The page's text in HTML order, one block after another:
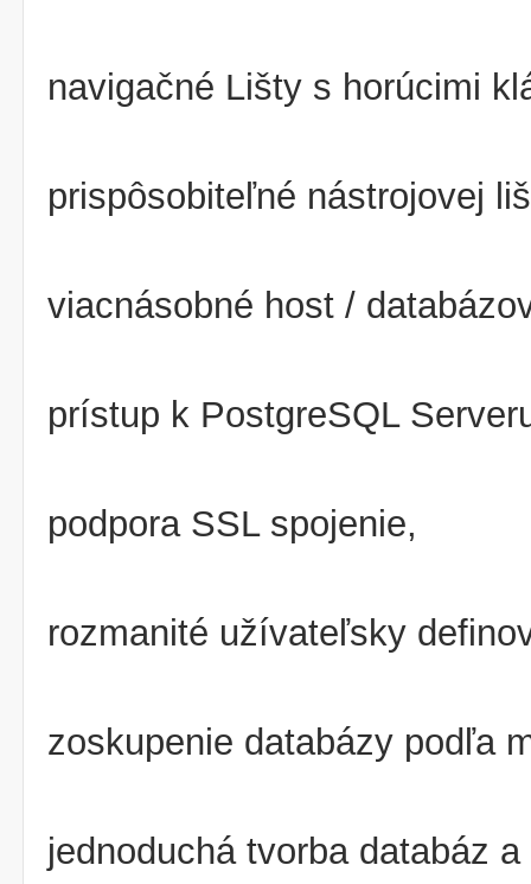
navigačné Lišty s horúcimi
prispôsobiteľné nástrojovej
viacnásobné host /
prístup k PostgreSQL
podpora SSL spojenie,
rozmanité užívateľsky
zoskupenie databázy podľa
jednoduchá tvorba databáz